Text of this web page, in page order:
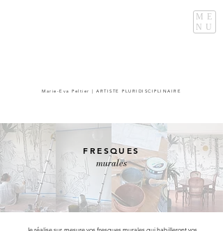
ME
NU
Marie-Eva Peltier | ARTISTE PLURIDISCIPLINAIRE
FRESQUES
murales